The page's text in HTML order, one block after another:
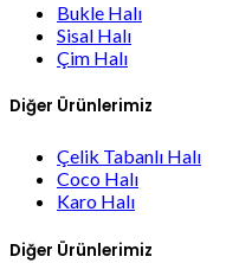
Bukle Halı
Sisal Halı
Çim Halı
Diğer Ürünlerimiz
Çelik Tabanlı Halı
Coco Halı
Karo Halı
Diğer Ürünlerimiz